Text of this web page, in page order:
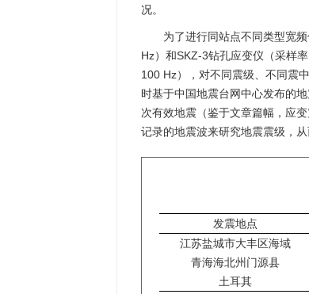
况。
为了进行同站点不同类型宽
Hz）和SKZ-3钻孔应变仪（采样
100 Hz），对不同震级、不同震
时基于中国地震台网中心发布的
次有效地震（鉴于文章篇幅，应
记录的地震波来研究地震震级，从
发震地点
江苏盐城市大丰区海域
青海海北州门源县
土耳其